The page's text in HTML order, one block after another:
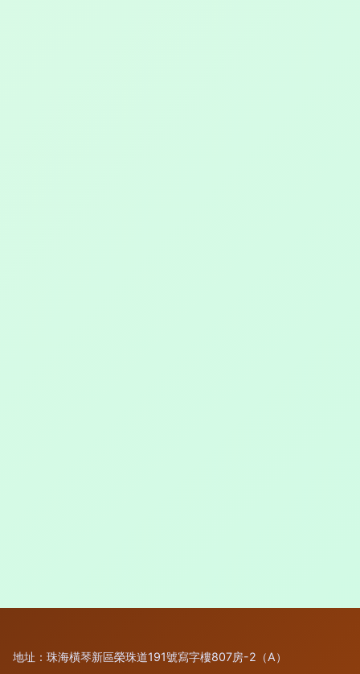
地址：珠海橫琴新區榮珠道191號寫字樓807房-2（A）